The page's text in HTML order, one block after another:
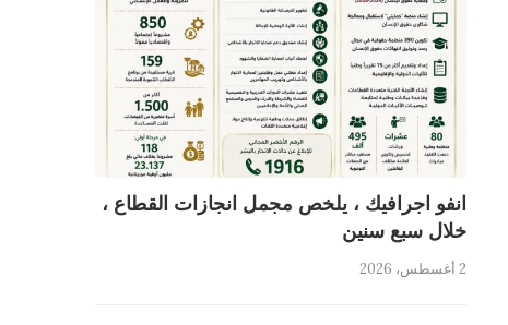
انفو اجرافيك ، يلخص مجمل انجازات القطاع ،
خلال سبع سنين
2 أغسطس، 2026